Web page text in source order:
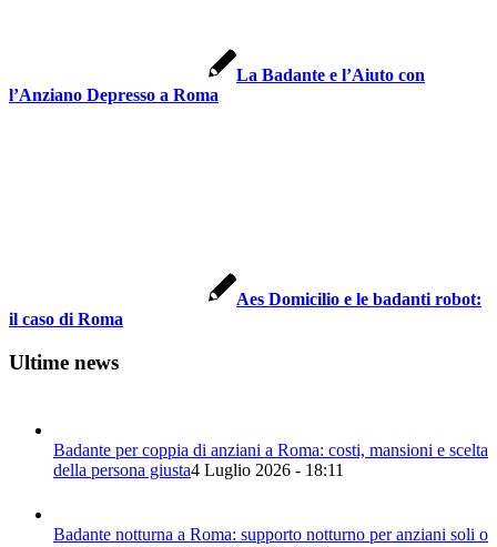
La Badante e l’Aiuto con
l’Anziano Depresso a Roma
Aes Domicilio e le badanti robot:
il caso di Roma
Ultime news
Badante per coppia di anziani a Roma: costi, mansioni e scelta
della persona giusta4 Luglio 2026 - 18:11
Badante notturna a Roma: supporto notturno per anziani soli o